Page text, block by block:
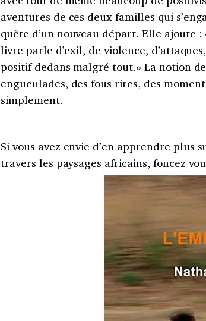
aventures de ces deux familles qui
quête d’un nouveau départ. Elle ajoute
livre parle d’exil, de violence,
positif dedans malgré tout.» La notion
engueulades, des fous rires, des
simplement.
Si vous avez envie d’en apprendre plus
travers les paysages africains, foncez